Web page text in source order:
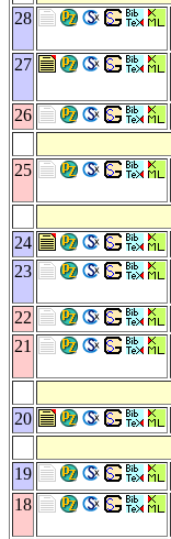
28
27
26
25
24
23
22
21
20
19
18